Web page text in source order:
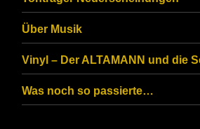
human.
Über Musik
Vinyl – Der ALTAMANN und die
Was noch so passierte…